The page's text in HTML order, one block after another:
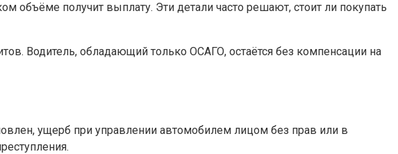
объёме получит выплату. Эти детали часто решают, стоит ли покупать
Водитель, обладающий только ОСАГО, остаётся без компенсации на
ущерб при управлении автомобилем лицом без прав или в